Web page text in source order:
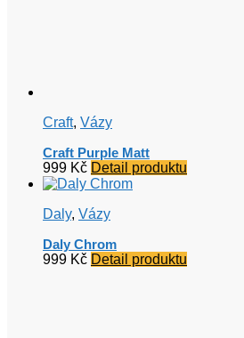
Craft, Vázy
Craft Purple Matt
999 Kč Detail produktu
Daly, Vázy
Daly Chrom
999 Kč Detail produktu